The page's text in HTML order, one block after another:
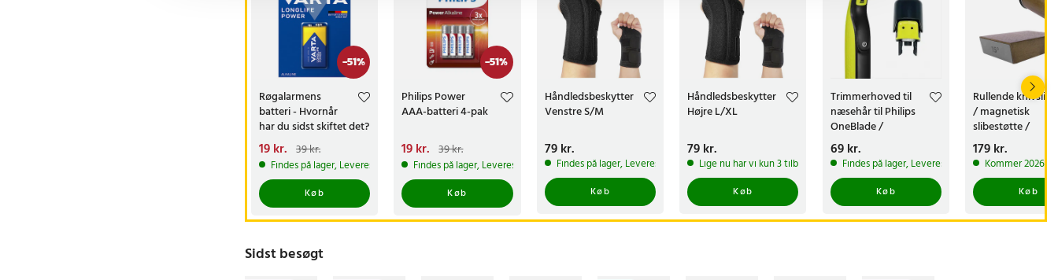
-51%
Røgalarmens
batteri - Hvornår
har du sidst skiftet det?
Nuværende pris
19 kr.Tidligere pris:
39 kr.
19 kr. 39 kr.
Findes på lager, Leveres i løbet af 1-2 hverdage
Køb
-51%
Philips Power
AAA-batteri 4-pak
Nuværende pris
19 kr.Tidligere pris:
39 kr.
19 kr. 39 kr.
Findes på lager, Leveres i løbet af 1-2 hverdage
Køb
Håndledsbeskytter
Venstre S/M
Pris:79 kr.
79 kr.
Findes på lager, Leveres i løbet af 1-2 hverdage
Køb
Håndledsbeskytter
Højre L/XL
Pris:79 kr.
79 kr.
Lige nu har vi kun 3 tilbage af dette produkt
Køb
Trimmerhoved til
næsehår til Philips
OneBlade /
næsehårstrimmer /
næsetrimmerhoved
Pris:69 kr.
69 kr.
Findes på lager, Leveres i løbet af 1-2 hverdage
Køb
Rullende
/ magnetisk
slibestøtte /
diamantbryne
400/1000 / faste
slibevinkler
Pris :179 kr.
179 kr.
Kommer 2026-
Køb
Sidst besøgt